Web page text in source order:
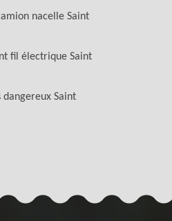
nacelle Saint
fil électrique Saint
dangereux Saint